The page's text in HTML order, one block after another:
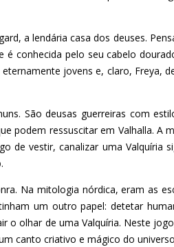
a lendária casa dos deuses.
é conhecida pelo seu cabelo
jovens e, claro, Freya,
São deusas guerreiras com
podem ressuscitar em Valhalla. A
de vestir, canalizar uma Valquíria
Na mitologia nórdica, eram as
um outro papel: detetar
o olhar de uma Valquíria. Neste
canto criativo e mágico do